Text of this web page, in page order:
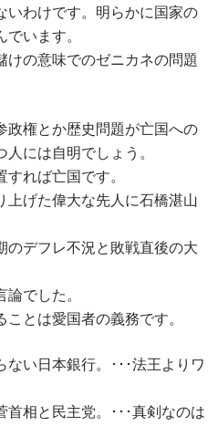
いわけです。明らかに国家の
います。
けの意味でのゼニカネの問題
権とか歴史問題が亡国への
には自明でしょう。
れば亡国です。
上げた偉大な先人に石橋湛山
のデフレ不況と敗戦直後の大
でした。
とは愛国者の義務です。
い日本銀行。･･･法王よりワ
相と民主党。･･･真剣なのは